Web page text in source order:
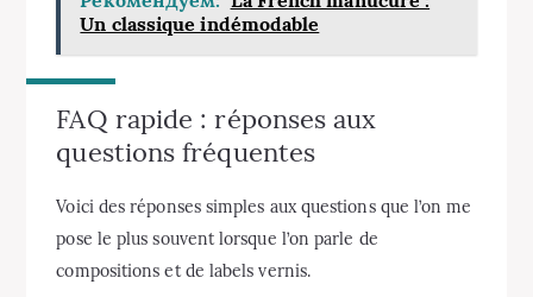
Un classique indémodable
FAQ rapide : réponses aux
questions fréquentes
Voici des réponses simples aux questions que l’on me
pose le plus souvent lorsque l’on parle de
compositions et de labels vernis.